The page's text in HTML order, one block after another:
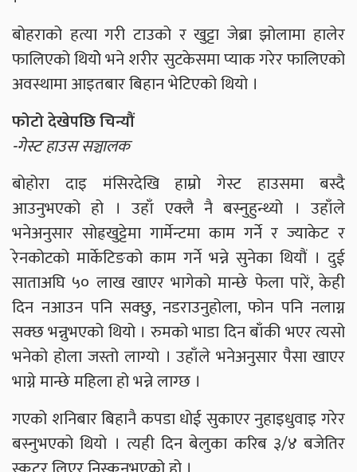
बोहराको हत्या गरी टाउको र खुट्टा जेब्रा झोलामा हालेर
फालिएको थियोे भने शरीर सुटकेसमा प्याक गरेर फालिएको
अवस्थामा आइतबार बिहान भेटिएको थियो ।
फोटो देखेपछि चिन्यौं
-गेस्ट हाउस सञ्चालक
बोहोरा दाइ मंसिरदेखि हाम्रो गेस्ट हाउसमा बस्दै
आउनुभएको हो । उहाँ एक्लै नै बस्नुहुन्थ्यो । उहाँले
भनेअनुसार सोह्रखुट्टेमा गार्मेन्टमा काम गर्ने र ज्याकेट र
रेनकोटको मार्केटिङको काम गर्ने भन्ने सुनेका थियौं । दुई
साताअघि ५० लाख खाएर भागेको मान्छे फेला पारें, केही
दिन नआउन पनि सक्छु, नडराउनुहोला, फोन पनि नलाग्न
सक्छ भन्नुभएको थियो । रुमको भाडा दिन बाँकी भएर त्यसो
भनेको होला जस्तो लाग्यो । उहाँले भनेअनुसार पैसा खाएर
भाग्ने मान्छे महिला हो भन्ने लाग्छ ।
गएको शनिबार बिहानै कपडा धोई सुकाएर नुहाइधुवाइ गरेर
बस्नुभएको थियो । त्यही दिन बेलुका करिब ३/४ बजेतिर